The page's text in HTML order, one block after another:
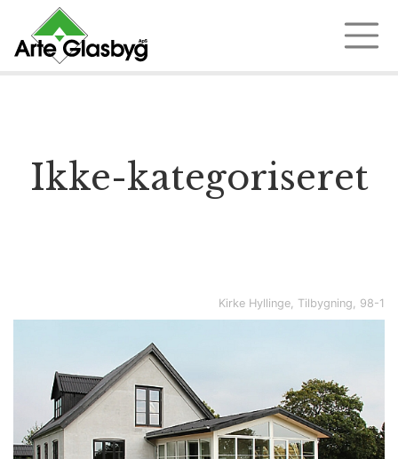
Ikke-kategoriseret
Kirke Hyllinge, Tilbygning, 98-1